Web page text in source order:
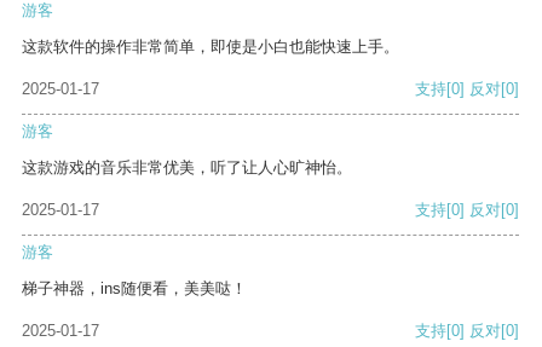
游客
这款软件的操作非常简单，即使是小白也能快速上手。
2025-01-17 支持[0] 反对[0]
游客
这款游戏的音乐非常优美，听了让人心旷神怡。
2025-01-17 支持[0] 反对[0]
游客
梯子神器，ins随便看，美美哒！
2025-01-17 支持[0] 反对[0]